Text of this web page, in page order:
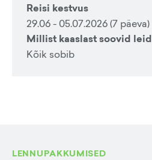
Reisi kestvus
29.06 - 05.07.2026 (7 päeva)
Millist kaaslast soovid
Kõik sobib
LENNUPAKKUMISED